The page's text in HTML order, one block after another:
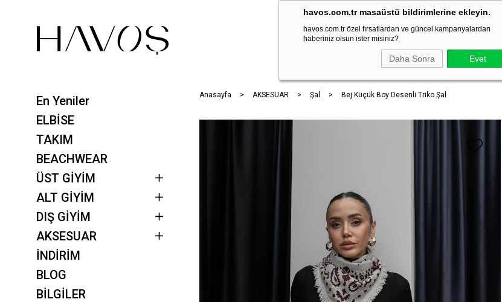
havos.com.tr masaüstü bildirimlerine ekleyin.
havos.com.tr özel fırsatlardan ve güncel kampanyalardan
haberiniz olsun ister misiniz?
Daha Sonra Evet
En Yeniler
ELBİSE
TAKIM
BEACHWEAR
ÜST GİYİM
ALT GİYİM
DIŞ GİYİM
AKSESUAR
İNDİRİM
BLOG
BİLGİLER
ARA
Anasayfa AKSESUAR Şal Bej Küçük Boy Desenli Triko Şal